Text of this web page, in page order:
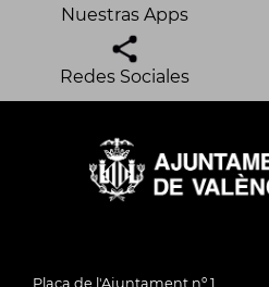
Nuestras Apps
Redes Sociales
Plaça de l'Ajuntament nº 1